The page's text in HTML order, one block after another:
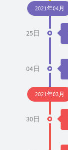
2021年04月
25日
04日
2021年03月
30日